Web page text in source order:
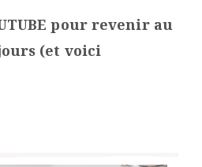
pour revenir au
(et voici